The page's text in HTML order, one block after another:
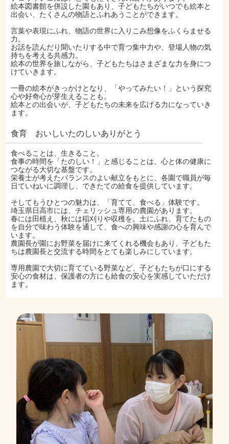
絵本図書館を併設した園もあり、子どもたちがいつでも絵本と
出会い、たくさんの物語とふれあうことができます。
言葉や表現にふれ、物語の世界に入りこみ想像をふくらませる
力。
お話を読んだり聞いたりする中で育つ集中力や、登場人物の気
持ちを考える共感力。
絵本の世界を旅しながら、子どもたちはさまざまな力を身につ
けていきます。
一冊の絵本がきっかけとなり、「やってみたい！」という探究
心や好奇心が芽生えることも。
絵本との出会いが、子どもたちの未来を広げる力になっていき
ます。
食育 おいしいたのしいありがとう
食べることは、生きること。
食事の時間を「たのしい！」と感じることは、心と体の健康に
つながる大切な基盤です。
栄養士が考えたバランスのよい献立をもとに、各園で職員が毎
日ていねいに調理し、できたての給食を提供しています。
そしてもうひとつの魅力は、「育てて、食べる」体験です。
埼玉県日高市には、チェリッシュ専用の農園があります。
春には田植え、秋には稲刈りや収穫を。土にふれ、育てたもの
を自分で味わう体験を通して、食への興味や感謝の心を育んで
います。
農園長が園にお野菜を届けに来てくれる機会もあり、子どもた
ちは農園長と交流する時間をとても楽しみにしています。
専用農園で大切に育てている野菜など、子どもたちが口にする
安心の食材は、保護者の方にも給食の安心を実感していただけ
ます。